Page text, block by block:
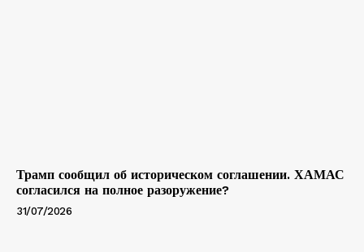
Трамп сообщил об историческом соглашении. ХАМАС
согласился на полное разоружение?
31/07/2026